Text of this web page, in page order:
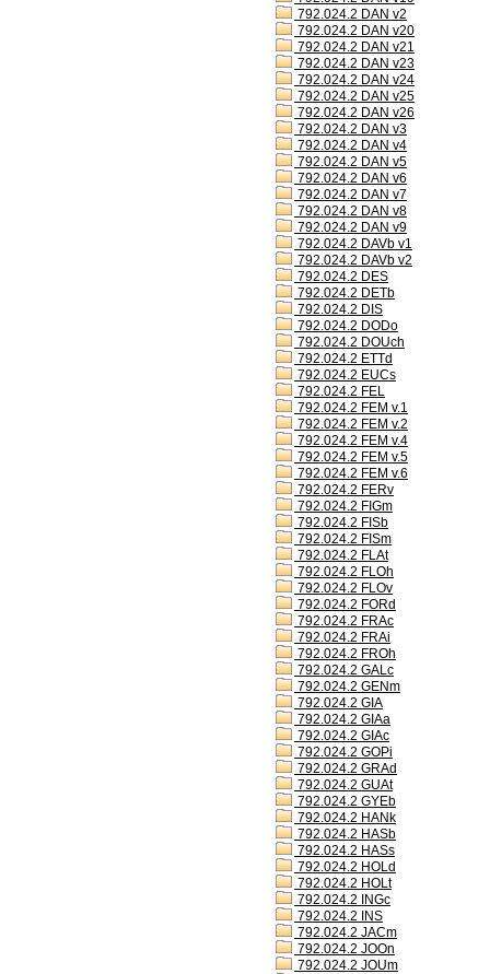
792.024.2 DAN v2
792.024.2 DAN v20
792.024.2 DAN v21
792.024.2 DAN v23
792.024.2 DAN v24
792.024.2 DAN v25
792.024.2 DAN v26
792.024.2 DAN v3
792.024.2 DAN v4
792.024.2 DAN v5
792.024.2 DAN v6
792.024.2 DAN v7
792.024.2 DAN v8
792.024.2 DAN v9
792.024.2 DAVb v1
792.024.2 DAVb v2
792.024.2 DES
792.024.2 DETb
792.024.2 DIS
792.024.2 DODo
792.024.2 DOUch
792.024.2 ETTd
792.024.2 EUCs
792.024.2 FEL
792.024.2 FEM v.1
792.024.2 FEM v.2
792.024.2 FEM v.4
792.024.2 FEM v.5
792.024.2 FEM v.6
792.024.2 FERv
792.024.2 FIGm
792.024.2 FISb
792.024.2 FISm
792.024.2 FLAt
792.024.2 FLOh
792.024.2 FLOv
792.024.2 FORd
792.024.2 FRAc
792.024.2 FRAi
792.024.2 FROh
792.024.2 GALc
792.024.2 GENm
792.024.2 GIA
792.024.2 GIAa
792.024.2 GIAc
792.024.2 GOPi
792.024.2 GRAd
792.024.2 GUAt
792.024.2 GYEb
792.024.2 HANk
792.024.2 HASb
792.024.2 HASs
792.024.2 HOLd
792.024.2 HOLt
792.024.2 INGc
792.024.2 INS
792.024.2 JACm
792.024.2 JOOn
792.024.2 JOUm